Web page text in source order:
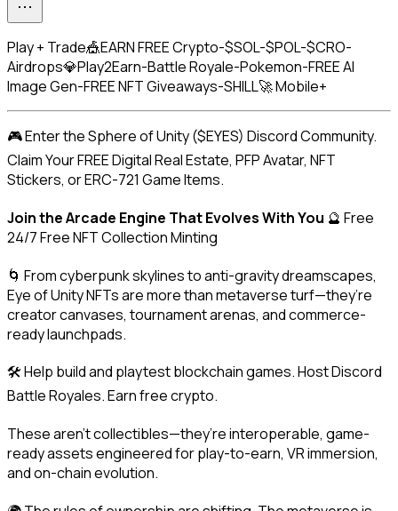
Play + Trade🎪EARN FREE Crypto-$SOL-$POL-$CRO-
Airdrops💎Play2Earn-Battle Royale-Pokemon-FREE AI
Image Gen-FREE NFT Giveaways-SHILL🚀 Mobile+
🎮 Enter the Sphere of Unity ($EYES) Discord Community.
Claim Your FREE Digital Real Estate, PFP Avatar, NFT
Stickers, or ERC-721 Game Items.
Join the Arcade Engine That Evolves With You 🔮 Free
24/7 Free NFT Collection Minting
🌀 From cyberpunk skylines to anti-gravity dreamscapes,
Eye of Unity NFTs are more than metaverse turf—they’re
creator canvases, tournament arenas, and commerce-
ready launchpads.
🛠️ Help build and playtest blockchain games. Host Discord
Battle Royales. Earn free crypto.
These aren’t collectibles—they’re interoperable, game-
ready assets engineered for play-to-earn, VR immersion,
and on-chain evolution.